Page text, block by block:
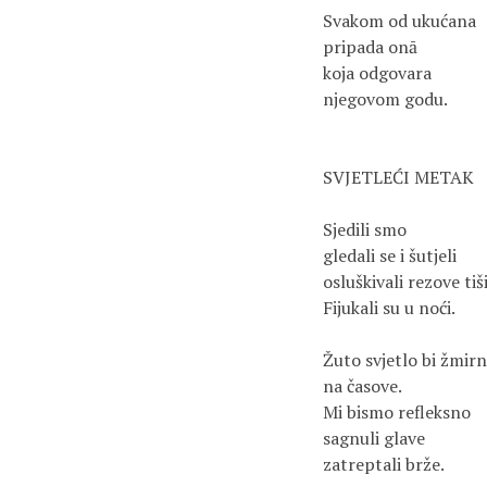
Svakom od ukućana
pripada onā
koja odgovara
njegovom godu.
SVJETLEĆI METAK
Sjedili smo
gledali se i šutjeli
osluškivali rezove
Fijukali su u noći.
Žuto svjetlo bi
na časove.
Mi bismo refleksno
sagnuli glave
zatreptali brže.